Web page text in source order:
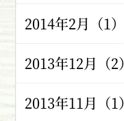
2014年2月（1）
2013年12月（2）
2013年11月（1）